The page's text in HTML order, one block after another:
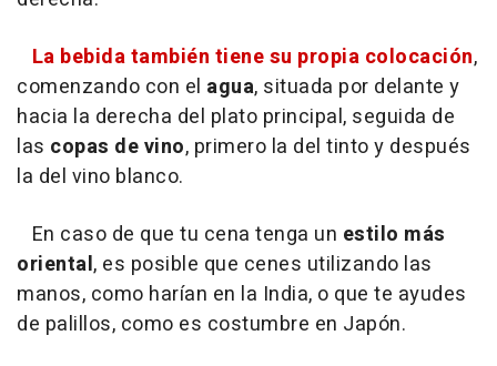
La bebida también tiene su propia colocación,
comenzando con el agua, situada por delante y
hacia la derecha del plato principal, seguida de
las copas de vino, primero la del tinto y después
la del vino blanco.
En caso de que tu cena tenga un estilo más
oriental, es posible que cenes utilizando las
manos, como harían en la India, o que te ayudes
de palillos, como es costumbre en Japón.